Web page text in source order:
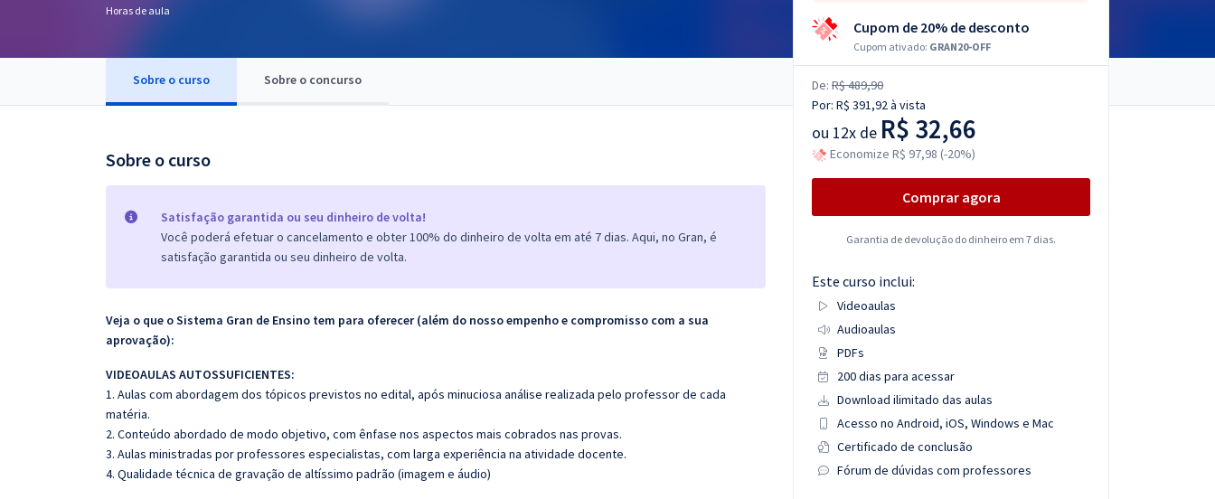
OAB
Questões grátis
Conteúdo gratuito
Horas de aula
Sobre o curso Sobre o concurso
Sobre o curso
Satisfação garantida ou seu dinheiro de volta!
Você poderá efetuar o cancelamento e obter 100% do dinheiro de volta em até 7 dias. Aqui, no Gran, é
satisfação garantida ou seu dinheiro de volta.
Veja o que o Sistema Gran de Ensino tem para oferecer (além do nosso empenho e compromisso com a sua
aprovação):
VIDEOAULAS AUTOSSUFICIENTES:
1. Aulas com abordagem dos tópicos previstos no edital, após minuciosa análise realizada pelo professor de cada
matéria.
2. Conteúdo abordado de modo objetivo, com ênfase nos aspectos mais cobrados nas provas.
3. Aulas ministradas por professores especialistas, com larga experiência na atividade docente.
4. Qualidade técnica de gravação de altíssimo padrão (imagem e áudio)
Cupom de 20% de desconto
Cupom ativado: GRAN20-OFF
De: R$ 489,90
Por: R$ 391,92à vista
ou 12x de R$ 32,66
Economize R$ 97,98 (-20%)
Comprar agora
Garantia de devolução do dinheiro em 7 dias.
Este curso inclui:
Videoaulas
Audioaulas
PDFs
200 dias para acessar
Download ilimitado das aulas
Acesso no Android, iOS, Windows e Mac
Certificado de conclusão
Fórum de dúvidas com professores